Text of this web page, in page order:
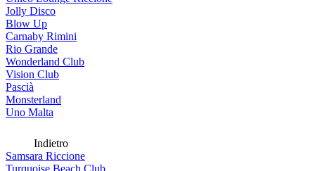
Jolly Disco
Blow Up
Carnaby Rimini
Rio Grande
Wonderland Club
Vision Club
Pascià
Monsterland
Uno Malta
Indietro
Samsara Riccione
Turquoise Beach Club